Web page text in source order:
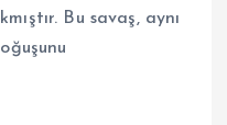
Bu savaş, aynı